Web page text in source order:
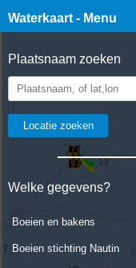
Waterkaart - Menu
Plaatsnaam zoeken
Welke gegevens?
Boeien en bakens
Boeien stichting Nautin
☰ Waterkaart Live